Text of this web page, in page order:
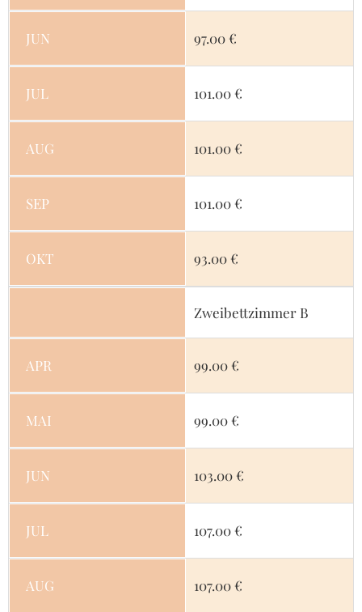
JUN 97.00 €
JUL 101.00 €
AUG 101.00 €
SEP 101.00 €
OKT 93.00 €
Zweibettzimmer B
APR 99.00 €
MAI 99.00 €
JUN 103.00 €
JUL 107.00 €
AUG 107.00 €